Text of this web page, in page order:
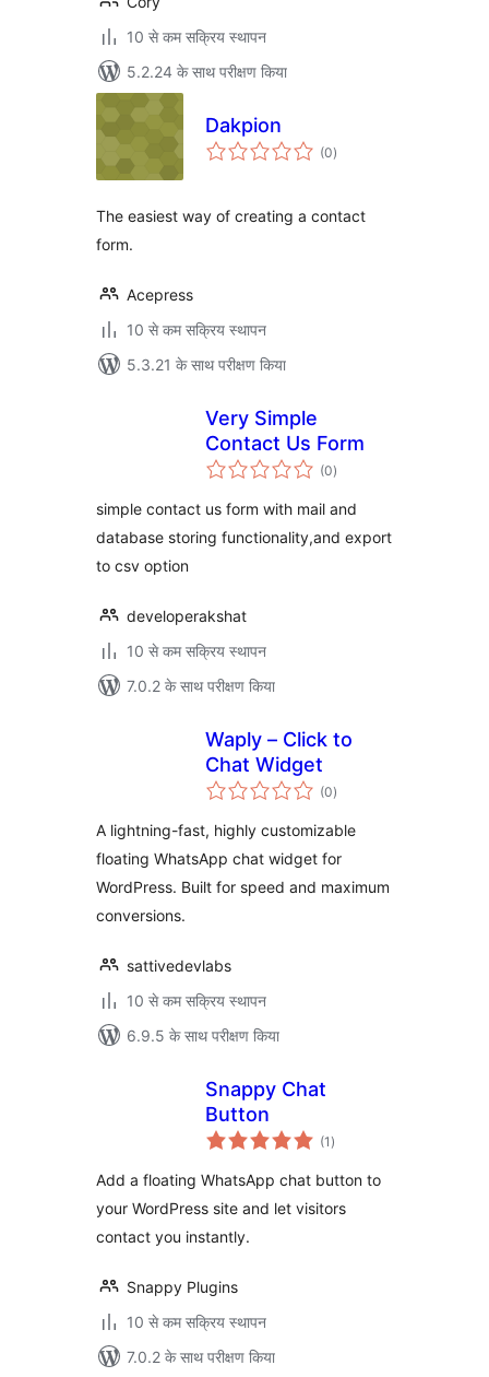
10 से कम सक्रिय स्थापन
5.2.24 के साथ परीक्षण किया
Dakpion
(0कुल
दर)
The easiest way of creating a contact
form.
Acepress
10 से कम सक्रिय स्थापन
5.3.21 के साथ परीक्षण किया
Very Simple
Contact Us Form
(0कुल
दर)
simple contact us form with mail and
database storing functionality,and export
to csv option
developerakshat
10 से कम सक्रिय स्थापन
7.0.2 के साथ परीक्षण किया
Waply – Click to
Chat Widget
(0कुल
दर)
A lightning-fast, highly customizable
floating WhatsApp chat widget for
WordPress. Built for speed and maximum
conversions.
sattivedevlabs
10 से कम सक्रिय स्थापन
6.9.5 के साथ परीक्षण किया
Snappy Chat
Button
(1 कुल
दर)
Add a floating WhatsApp chat button to
your WordPress site and let visitors
contact you instantly.
Snappy Plugins
10 से कम सक्रिय स्थापन
7.0.2 के साथ परीक्षण किया